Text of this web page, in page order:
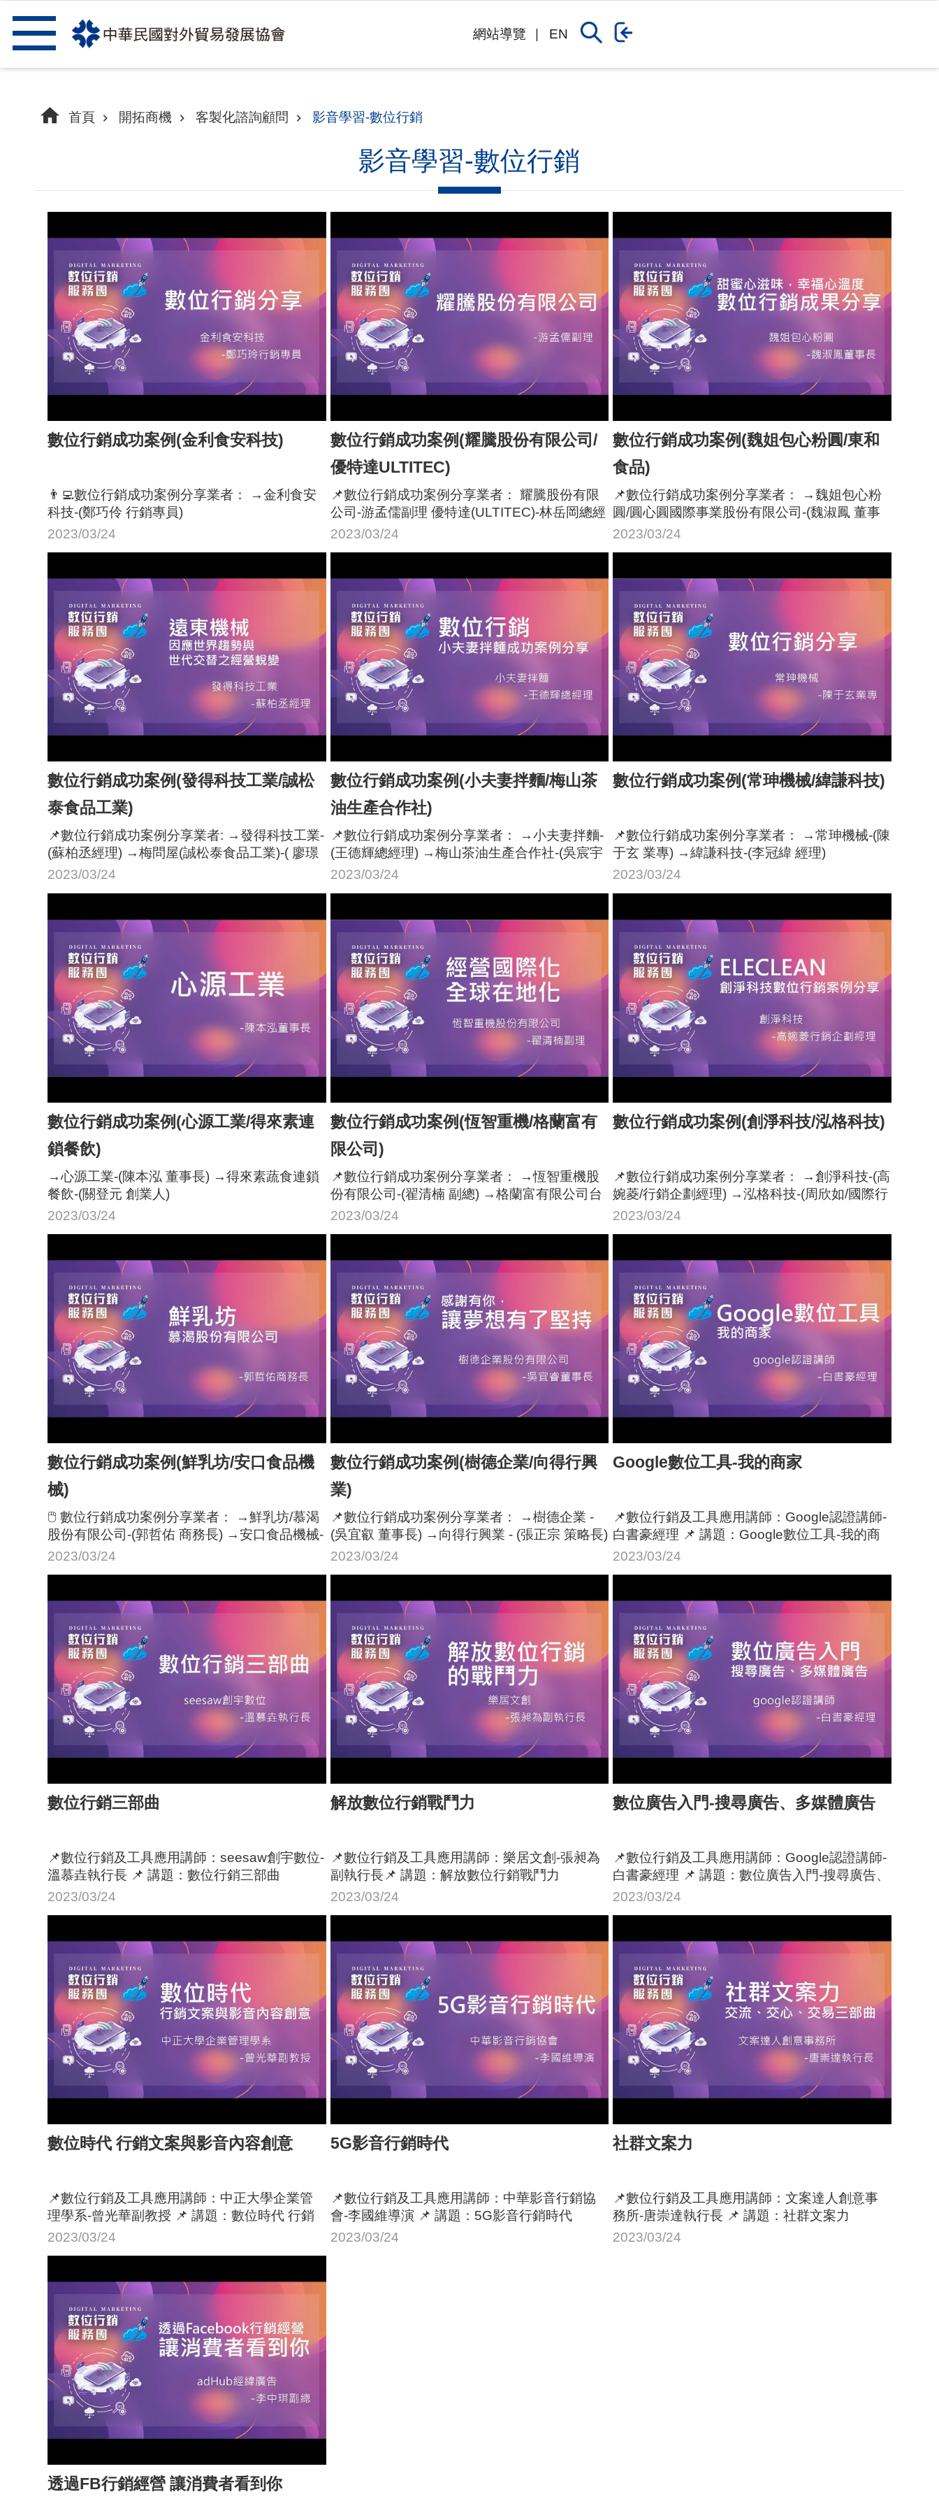
跳到主要內容區塊
網站導覽 EN
首頁 開拓商機 客製化諮詢顧問 影音學習-數位行銷
影音學習-數位行銷
2023/03/24
數位行銷成功案例(金利食安科技)
👨‍💻數位行銷成功案例分享業者： →金利食安
科技-(鄭巧伶 行銷專員)
2023/03/24
數位行銷成功案例(耀騰股份有限公司/
優特達ULTITEC)
📌數位行銷成功案例分享業者： 耀騰股份有限
公司-游孟儒副理 優特達(ULTITEC)-林岳岡總經
理
2023/03/24
數位行銷成功案例(魏姐包心粉圓/東和
食品)
📌數位行銷成功案例分享業者： →魏姐包心粉
圓/圓心圓國際事業股份有限公司-(魏淑鳳 董事
長) →東和食品 -(吳曉絜 行銷部經理)
2023/03/24
數位行銷成功案例(發得科技工業/誠松
泰食品工業)
📌數位行銷成功案例分享業者: →發得科技工業-
(蘇柏丞經理) →梅問屋(誠松泰食品工業)-( 廖璟
銘館長)
2023/03/24
數位行銷成功案例(小夫妻拌麵/梅山茶
油生產合作社)
📌數位行銷成功案例分享業者： →小夫妻拌麵-
(王德輝總經理) →梅山茶油生產合作社-(吳宸宇
研發經理)
2023/03/24
數位行銷成功案例(常珅機械/緯謙科技)
📌數位行銷成功案例分享業者： →常珅機械-(陳
于玄 業專) →緯謙科技-(李冠緯 經理)
2023/03/24
數位行銷成功案例(心源工業/得來素連
鎖餐飲)
→心源工業-(陳本泓 董事長) →得來素蔬食連鎖
餐飲-(關登元 創業人)
2023/03/24
數位行銷成功案例(恆智重機/格蘭富有
限公司)
📌數位行銷成功案例分享業者： →恆智重機股
份有限公司-(翟清楠 副總) →格蘭富有限公司台
灣分公司-(林正平 行銷專員)
2023/03/24
數位行銷成功案例(創淨科技/泓格科技)
📌數位行銷成功案例分享業者： →創淨科技-(高
婉菱/行銷企劃經理) →泓格科技-(周欣如/國際行
銷業務處課長)
2023/03/24
數位行銷成功案例(鮮乳坊/安口食品機
械)
🖱 數位行銷成功案例分享業者： →鮮乳坊/慕渴
股份有限公司-(郭哲佑 商務長) →安口食品機械-
(歐陽禹 董事長)
2023/03/24
數位行銷成功案例(樹德企業/向得行興
業)
📌數位行銷成功案例分享業者： →樹德企業 -
(吳宜叡 董事長) →向得行興業 - (張正宗 策略長)
2023/03/24
Google數位工具-我的商家
📌數位行銷及工具應用講師：Google認證講師-
白書豪經理 📌 講題：Google數位工具-我的商
家
2023/03/24
數位行銷三部曲
📌數位行銷及工具應用講師：seesaw創宇數位-
溫慕垚執行長 📌 講題：數位行銷三部曲
2023/03/24
解放數位行銷戰鬥力
📌數位行銷及工具應用講師：樂居文創-張昶為
副執行長📌 講題：解放數位行銷戰鬥力
2023/03/24
數位廣告入門-搜尋廣告、多媒體廣告
📌數位行銷及工具應用講師：Google認證講師-
白書豪經理 📌 講題：數位廣告入門-搜尋廣告、
多媒體廣告
2023/03/24
數位時代 行銷文案與影音內容創意
📌數位行銷及工具應用講師：中正大學企業管
理學系-曾光華副教授 📌 講題：數位時代 行銷
文案與影音內容創意
2023/03/24
5G影音行銷時代
📌數位行銷及工具應用講師：中華影音行銷協
會-李國維導演 📌 講題：5G影音行銷時代
2023/03/24
社群文案力
📌數位行銷及工具應用講師：文案達人創意事
務所-唐崇達執行長 📌 講題：社群文案力
透過FB行銷經營 讓消費者看到你